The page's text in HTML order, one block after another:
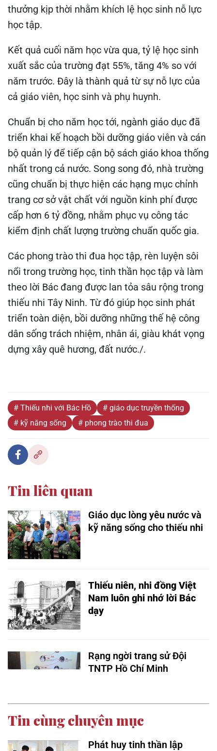
thưởng kịp thời nhằm khích lệ học sinh nỗ lực
học tập.
Kết quả cuối năm học vừa qua, tỷ lệ học sinh
xuất sắc của trường đạt 55%, tăng 4% so với
năm trước. Đây là thành quả từ sự nỗ lực của
cả giáo viên, học sinh và phụ huynh.
Chuẩn bị cho năm học tới, ngành giáo dục đã
triển khai kế hoạch bồi dưỡng giáo viên và cán
bộ quản lý để tiếp cận bộ sách giáo khoa thống
nhất trong cả nước. Song song đó, nhà trường
cũng chuẩn bị thực hiện các hạng mục chỉnh
trang cơ sở vật chất với nguồn kinh phí được
cấp hơn 6 tỷ đồng, nhằm phục vụ công tác
kiểm định chất lượng trường chuẩn quốc gia.
Các phong trào thi đua học tập, rèn luyện sôi
nổi trong trường học, tinh thần học tập và làm
theo lời Bác đang được lan tỏa sâu rộng trong
thiếu nhi Tây Ninh. Từ đó giúp học sinh phát
triển toàn diện, bồi dưỡng những thế hệ công
dân sống trách nhiệm, nhân ái, giàu khát vọng
dựng xây quê hương, đất nước./.
# Thiếu nhi với Bác Hồ
# giáo dục truyền thống
# kỹ năng sống
# phong trào thi đua
Tin liên quan
Giáo dục lòng yêu nước và
kỹ năng sống cho thiếu nhi
Thiếu niên, nhi đồng Việt
Nam luôn ghi nhớ lời Bác
dạy
Rạng ngời trang sử Đội
TNTP Hồ Chí Minh
Tin cùng chuyên mục
Phát huy tinh thần lập